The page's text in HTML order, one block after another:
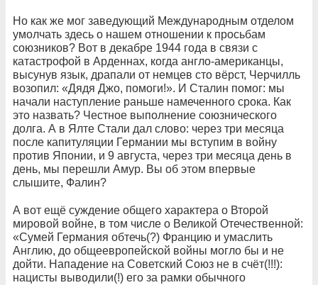
Но как же мог заведующий Международным отделом
умолчать здесь о нашем отношении к просьбам
союзников? Вот в декабре 1944 года в связи с
катастрофой в Арденнах, когда англо-американцы,
высунув язык, драпали от немцев сто вёрст, Черчилль
возопил: «Дядя Джо, помоги!». И Сталин помог: мы
начали наступление раньше намеченного срока. Как
это назвать? Честное выполнение союзнического
долга. А в Ялте Стали дал слово: через три месяца
после капитуляции Германии мы вступим в войну
против Японии, и 9 августа, через три месяца день в
день, мы перешли Амур. Вы об этом впервые
слышите, Фалин?
А вот ещё суждение общего характера о Второй
мировой войне, в том числе о Великой Отечественной:
«Сумей Германия обтечь(?) Францию и умаслить
Англию, до общеевропейской войны могло бы и не
дойти. Нападение на Советский Союз не в счёт(!!!):
нацисты выводили(!) его за рамки обычного